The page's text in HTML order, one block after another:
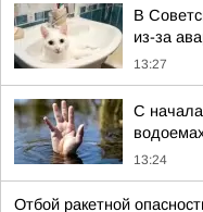
В
из-за
13:27
С начала
13:24
Отбой ракетной